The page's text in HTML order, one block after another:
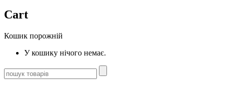
Cart
Кошик порожній
У кошику нічого немає.